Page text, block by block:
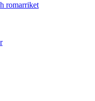
romarriket